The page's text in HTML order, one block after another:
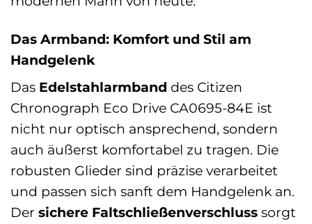
Das Armband: Komfort und Stil am
Handgelenk
Das Edelstahlarmband des Citizen
Chronograph Eco Drive CA0695-84E ist
nicht nur optisch ansprechend, sondern
auch äußerst komfortabel zu tragen. Die
robusten Glieder sind präzise verarbeitet
und passen sich sanft dem Handgelenk an.
Der sichere Faltschließenverschluss sorgt